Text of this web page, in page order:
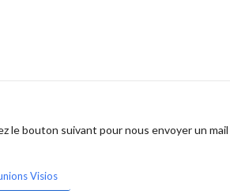
le bouton suivant pour nous envoyer un mail
Visios